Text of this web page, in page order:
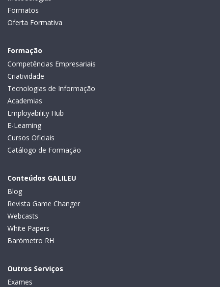
Formatos
Oferta Formativa
Formação
Competências Empresariais
Criatividade
Tecnologias de Informação
Academias
Employability Hub
E-Learning
Cursos Oficiais
Catálogo de Formação
Conteúdos GALILEU
Blog
Revista Game Changer
Webcasts
White Papers
Barómetro RH
Outros Serviços
Exames